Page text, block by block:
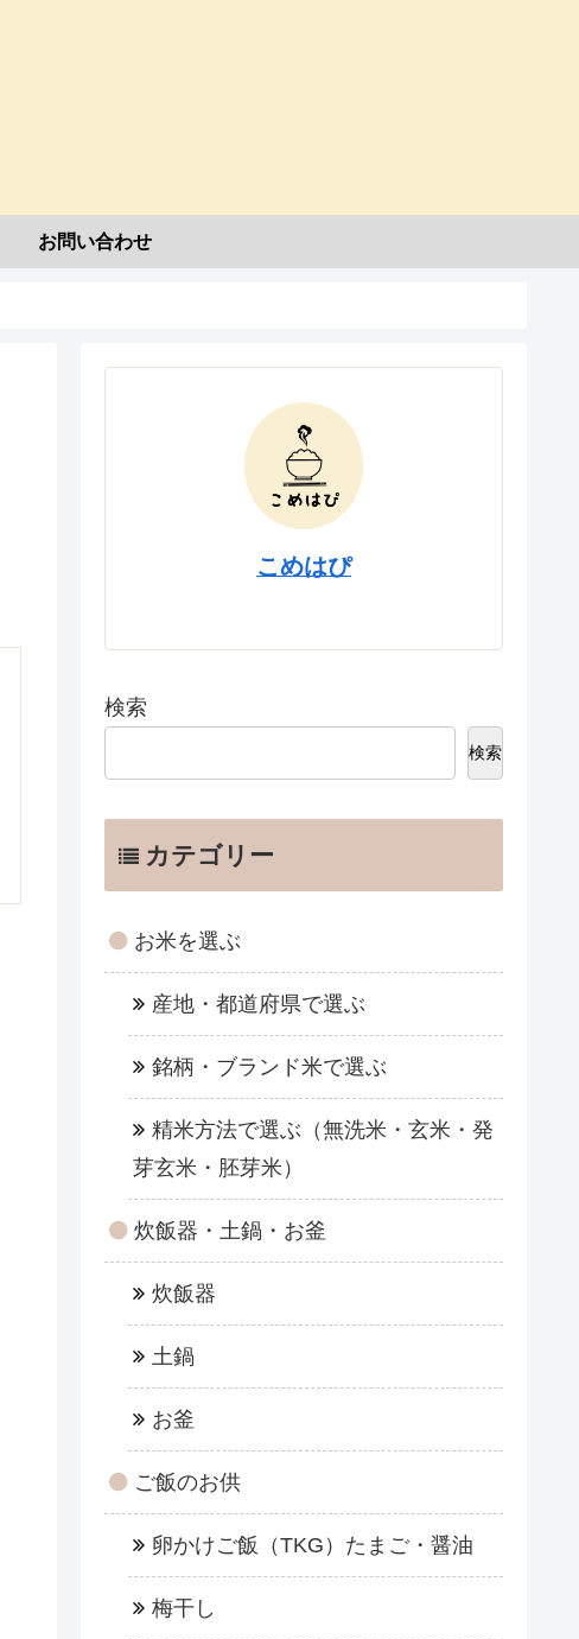
お問い合わせ
こめはぴ
検索
検索
カテゴリー
お米を選ぶ
産地・都道府県で選ぶ
銘柄・ブランド米で選ぶ
精米方法で選ぶ（無洗米・玄米・発
芽玄米・胚芽米）
炊飯器・土鍋・お釜
炊飯器
土鍋
お釜
ご飯のお供
卵かけご飯（TKG）たまご・醤油
梅干し